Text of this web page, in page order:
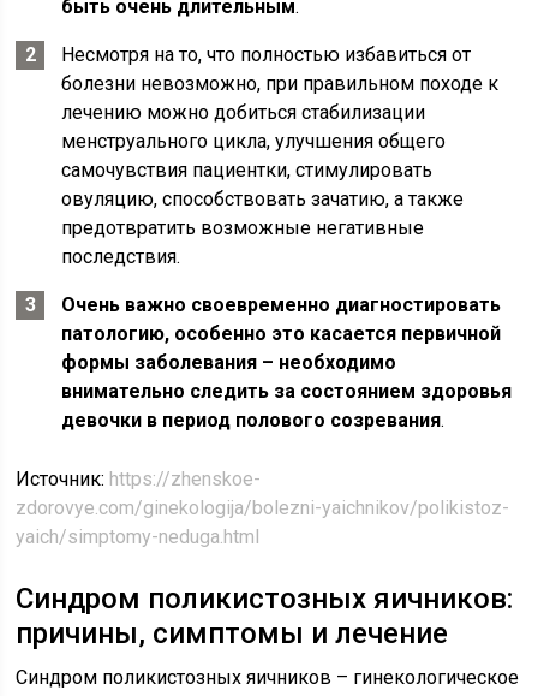
быть очень длительным.
Несмотря на то, что полностью избавиться от
болезни невозможно, при правильном походе к
лечению можно добиться стабилизации
менструального цикла, улучшения общего
самочувствия пациентки, стимулировать
овуляцию, способствовать зачатию, а также
предотвратить возможные негативные
последствия.
Очень важно своевременно диагностировать
патологию, особенно это касается первичной
формы заболевания – необходимо
внимательно следить за состоянием здоровья
девочки в период полового созревания.
Источник: https://zhenskoe-
zdorovye.com/ginekologija/bolezni-yaichnikov/polikistoz-
yaich/simptomy-neduga.html
Синдром поликистозных яичников:
причины, симптомы и лечение
Синдром поликистозных яичников – гинекологическое